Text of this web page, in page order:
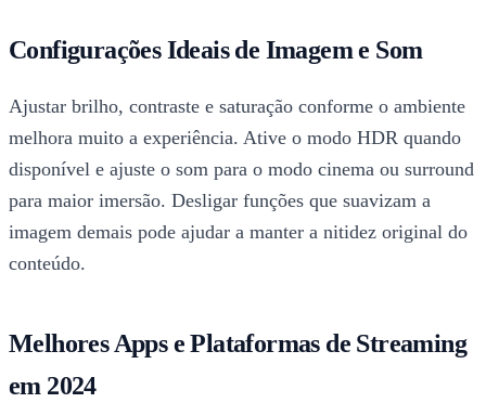
Configurações Ideais de Imagem e Som
Ajustar brilho, contraste e saturação conforme o ambiente
melhora muito a experiência. Ative o modo HDR quando
disponível e ajuste o som para o modo cinema ou surround
para maior imersão. Desligar funções que suavizam a
imagem demais pode ajudar a manter a nitidez original do
conteúdo.
Melhores Apps e Plataformas de Streaming
em 2024